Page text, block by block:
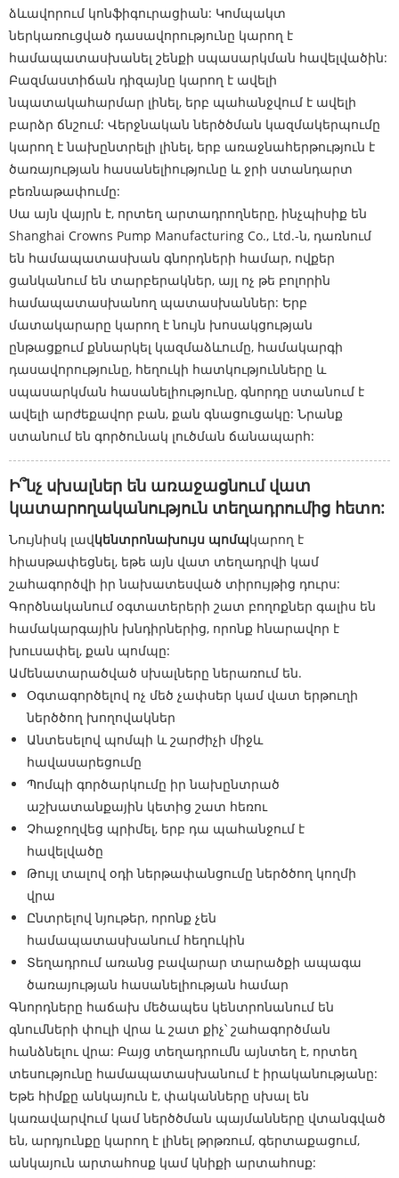
ձևավորում կոնֆիգուրացիան: Կոմպակտ
ներկառուցված դասավորությունը կարող է
համապատասխանել շենքի սպասարկման հավելվածին:
Բազմաստիճան դիզայնը կարող է ավելի
նպատակահարմար լինել, երբ պահանջվում է ավելի
բարձր ճնշում: Վերջնական ներծծման կազմակերպումը
կարող է նախընտրելի լինել, երբ առաջնահերթություն է
ծառայության հասանելիությունը և ջրի ստանդարտ
բեռնաթափումը:
Սա այն վայրն է, որտեղ արտադրողները, ինչպիսիք են
Shanghai Crowns Pump Manufacturing Co., Ltd.-ն, դառնում
են համապատասխան գնորդների համար, ովքեր
ցանկանում են տարբերակներ, այլ ոչ թե բոլորին
համապատասխանող պատասխաններ: Երբ
մատակարարը կարող է նույն խոսակցության
ընթացքում քննարկել կազմաձևումը, համակարգի
դասավորությունը, հեղուկի հատկությունները և
սպասարկման հասանելիությունը, գնորդը ստանում է
ավելի արժեքավոր բան, քան գնացուցակը: Նրանք
ստանում են գործունակ լուծման ճանապարհ:
Ի՞նչ սխալներ են առաջացնում վատ
կատարողականություն տեղադրումից հետո:
Նույնիսկ լավկենտրոնախույս պոմպկարող է
հիասթափեցնել, եթե այն վատ տեղադրվի կամ
շահագործվի իր նախատեսված տիրույթից դուրս:
Գործնականում օգտատերերի շատ բողոքներ գալիս են
համակարգային խնդիրներից, որոնք հնարավոր է
խուսափել, քան պոմպը:
Ամենատարածված սխալները ներառում են.
Օգտագործելով ոչ մեծ չափսեր կամ վատ երթուղի
ներծծող խողովակներ
Անտեսելով պոմպի և շարժիչի միջև
հավասարեցումը
Պոմպի գործարկումը իր նախընտրած
աշխատանքային կետից շատ հեռու
Չհաջողվեց պրիմել, երբ դա պահանջում է
հավելվածը
Թույլ տալով օդի ներթափանցումը ներծծող կողմի
վրա
Ընտրելով նյութեր, որոնք չեն
համապատասխանում հեղուկին
Տեղադրում առանց բավարար տարածքի ապագա
ծառայության հասանելիության համար
Գնորդները հաճախ մեծապես կենտրոնանում են
գնումների փուլի վրա և շատ քիչ՝ շահագործման
հանձնելու վրա: Բայց տեղադրումն այնտեղ է, որտեղ
տեսությունը համապատասխանում է իրականությանը:
Եթե ​​հիմքը անկայուն է, փականները սխալ են
կառավարվում կամ ներծծման պայմանները վտանգված
են, արդյունքը կարող է լինել թրթռում, գերտաքացում,
անկայուն արտահոսք կամ կնիքի արտահոսք: